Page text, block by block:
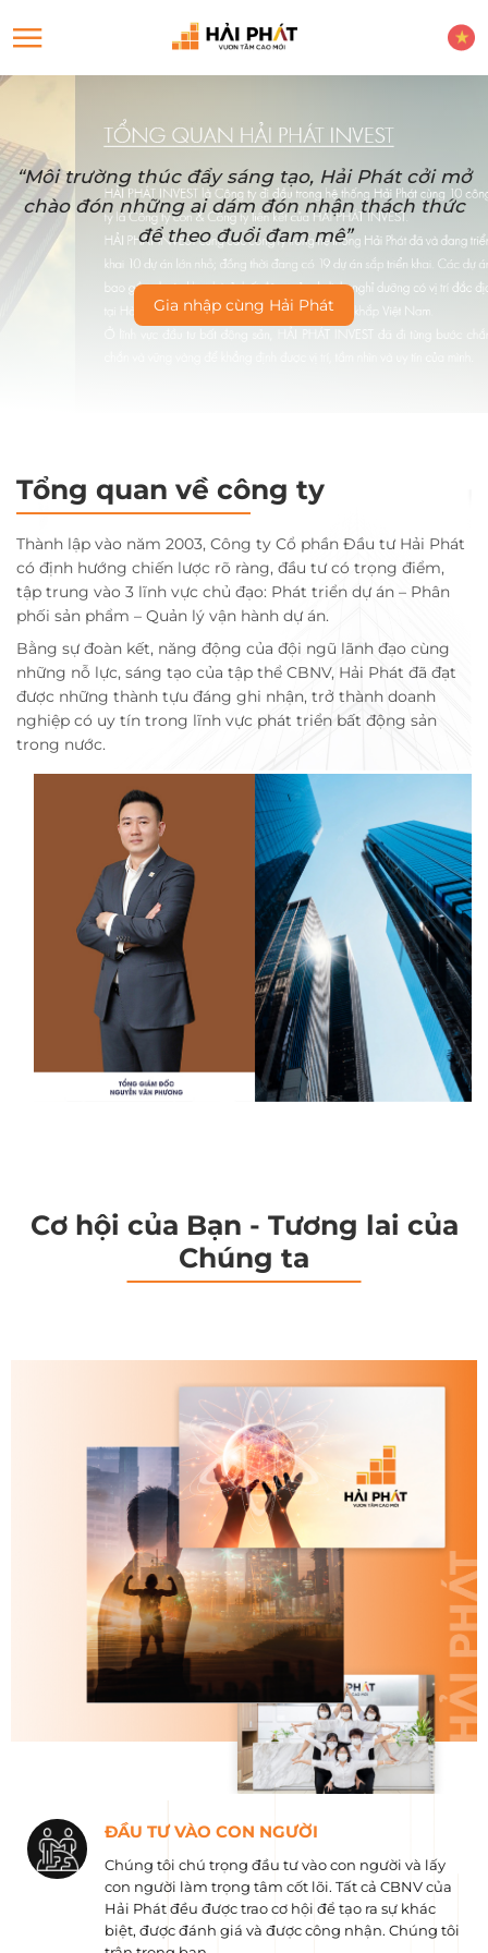
“Môi trường thúc đẩy sáng tạo, Hải Phát cởi mở
chào đón những ai dám đón nhận thách thức
để theo đuổi đam mê”
Gia nhập cùng Hải Phát
Tổng quan về công ty
Thành lập vào năm 2003, Công ty Cổ phần Đầu tư Hải Phát
có định hướng chiến lược rõ ràng, đầu tư có trọng điểm,
tập trung vào 3 lĩnh vực chủ đạo: Phát triển dự án – Phân
phối sản phẩm – Quản lý vận hành dự án.
Bằng sự đoàn kết, năng động của đội ngũ lãnh đạo cùng
những nỗ lực, sáng tạo của tập thể CBNV, Hải Phát đã đạt
được những thành tựu đáng ghi nhận, trở thành doanh
nghiệp có uy tín trong lĩnh vực phát triển bất động sản
trong nước.
Cơ hội của Bạn - Tương lai của
Chúng ta
ĐẦU TƯ VÀO CON NGƯỜI
Chúng tôi chú trọng đầu tư vào con người và lấy
con người làm trọng tâm cốt lõi. Tất cả CBNV của
Hải Phát đều được trao cơ hội để tạo ra sự khác
biệt, được đánh giá và được công nhận. Chúng tôi